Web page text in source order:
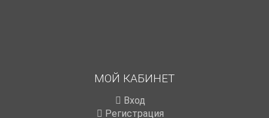
МОЙ КАБИНЕТ
Вход
Регистрация